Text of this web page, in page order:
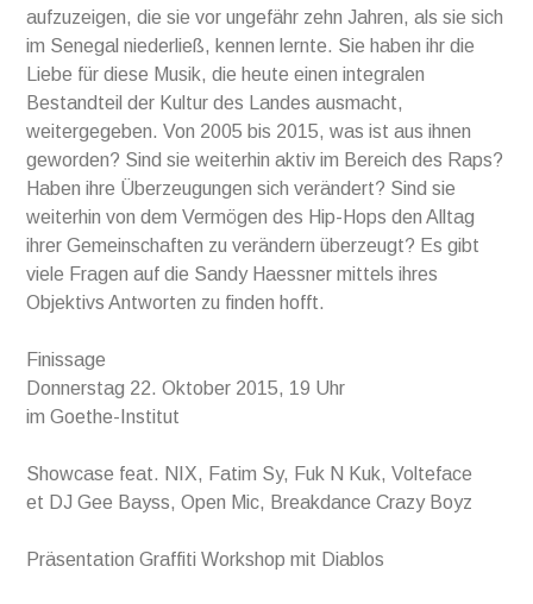
aufzuzeigen, die sie vor ungefähr zehn Jahren, als sie sich
im Senegal niederließ, kennen lernte. Sie haben ihr die
Liebe für diese Musik, die heute einen integralen
Bestandteil der Kultur des Landes ausmacht,
weitergegeben. Von 2005 bis 2015, was ist aus ihnen
geworden? Sind sie weiterhin aktiv im Bereich des Raps?
Haben ihre Überzeugungen sich verändert? Sind sie
weiterhin von dem Vermögen des Hip-Hops den Alltag
ihrer Gemeinschaften zu verändern überzeugt? Es gibt
viele Fragen auf die Sandy Haessner mittels ihres
Objektivs Antworten zu finden hofft.
Finissage
Donnerstag 22. Oktober 2015, 19 Uhr
im Goethe-Institut
Showcase feat. NIX, Fatim Sy, Fuk N Kuk, Volteface
et DJ Gee Bayss, Open Mic, Breakdance Crazy Boyz
Präsentation Graffiti Workshop mit Diablos